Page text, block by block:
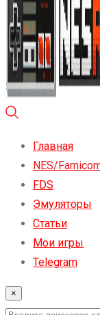
Главная
NES/
FDS
Эмуляторы
Статьи
Мои игры
Telegram
×